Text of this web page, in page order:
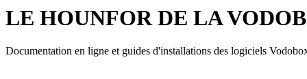
LE HOUNFOR DE LA
Documentation en ligne et guides d'installations des logiciels